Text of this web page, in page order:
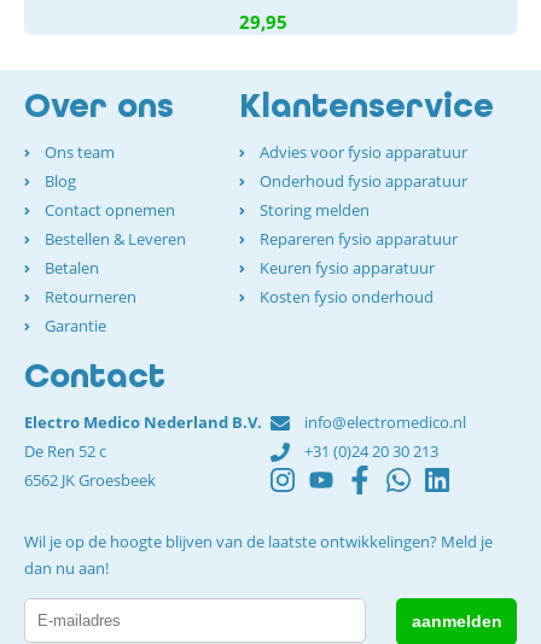
29,95
Over ons
Ons team
Blog
Contact opnemen
Bestellen & Leveren
Betalen
Retourneren
Garantie
Klantenservice
Advies voor fysio apparatuur
Onderhoud fysio apparatuur
Storing melden
Repareren fysio apparatuur
Keuren fysio apparatuur
Kosten fysio onderhoud
Contact
Electro Medico Nederland B.V.
De Ren 52 c
6562 JK Groesbeek
info@electromedico.nl
+31 (0)24 20 30 213
Wil je op de hoogte blijven van de laatste ontwikkelingen? Meld je
dan nu aan!